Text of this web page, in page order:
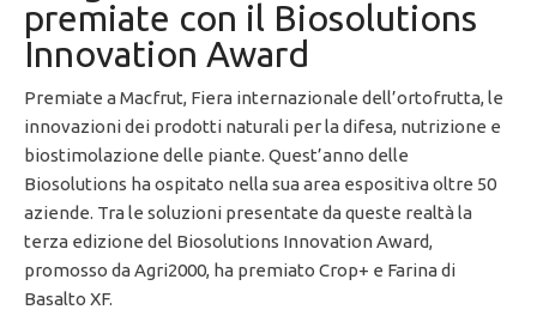
premiate con il Biosolutions
Innovation Award
Premiate a Macfrut, Fiera internazionale dell’ortofrutta, le
innovazioni dei prodotti naturali per la difesa, nutrizione e
biostimolazione delle piante. Quest’anno delle
Biosolutions ha ospitato nella sua area espositiva oltre 50
aziende. Tra le soluzioni presentate da queste realtà la
terza edizione del Biosolutions Innovation Award,
promosso da Agri2000, ha premiato Crop+ e Farina di
Basalto XF.